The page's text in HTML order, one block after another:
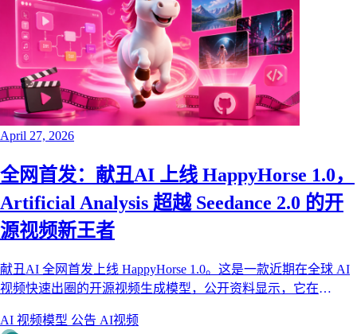
April 27, 2026
全网首发：献丑AI 上线 HappyHorse 1.0，
Artificial Analysis 超越 Seedance 2.0 的开
源视频新王者
献丑AI 全网首发上线 HappyHorse 1.0。这是一款近期在全球 AI
视频快速出圈的开源视频生成模型，公开资料显示，它在
在文本生视频、图生视频、1080p 输出、运动稳定性和音视频同
AI 视频模型 公告 AI视频